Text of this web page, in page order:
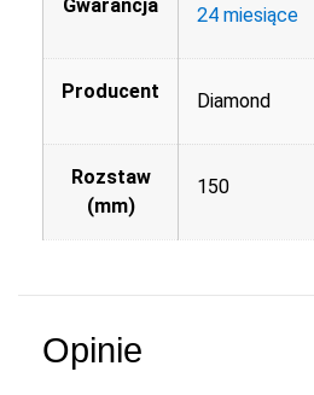
Gwarancja 24 miesiące
Producent Diamond
Rozstaw
(mm)
150
Opinie